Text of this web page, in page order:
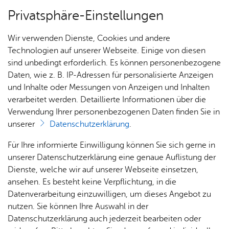
Über­sicht Bür­ger & Stadt
Rat­
haus &
Bür­
ger­
ser­vice
Rat­
häu­ser
Nach­
rich­
ten,
Vi­de­os
& Bil­
der
Me­di­
Jobs
Stel­
len­an­
ge­bo­te
Aus­bil­
dung &
Stu­di­
Bauen
& Um­
welt
Geo­
da­ten
Ge­
sund­
heit &
kum
Stadt­ge­schich­te
Vor­le­sen
Stadt­chro­nik
In der Friedrichshafener Stadtchronik werden die
vielfältigen historischen Geschehnisse in griffiger
Form zusammengeführt. Kennen Sie ein
bedeutendes historisches Ereignis, das nicht in
der Chronik aufgeführt ist? Dann nutzen Sie das
Formular für einen neuen Eintrag.
Privatsphäre-Einstellungen
Wir verwenden Dienste, Cookies und andere
Technologien auf unserer Webseite. Einige von diesen
sind unbedingt erforderlich. Es können personenbezogene
Daten, wie z. B. IP-Adressen für personalisierte Anzeigen
und Inhalte oder Messungen von Anzeigen und Inhalten
verarbeitet werden. Detaillierte Informationen über die
Verwendung Ihrer personenbezogenen Daten finden Sie in
unserer
Datenschutzerklärung.
Für Ihre informierte Einwilligung können Sie sich gerne in
unserer Datenschutzerklärung eine genaue Auflistung der
Dienste, welche wir auf unserer Webseite einsetzen,
ansehen. Es besteht keine Verpflichtung, in die
Datenverarbeitung einzuwilligen, um dieses Angebot zu
nutzen. Sie können Ihre Auswahl in der
Datenschutzerklärung auch jederzeit bearbeiten oder